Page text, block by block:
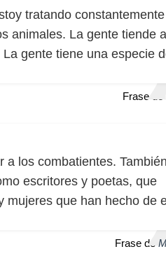
tratando
animales. La gente tiende
gente tiene una especie
Frase de
a los combatientes. También
escritores y poetas, que
mujeres que han hecho de
Frase de